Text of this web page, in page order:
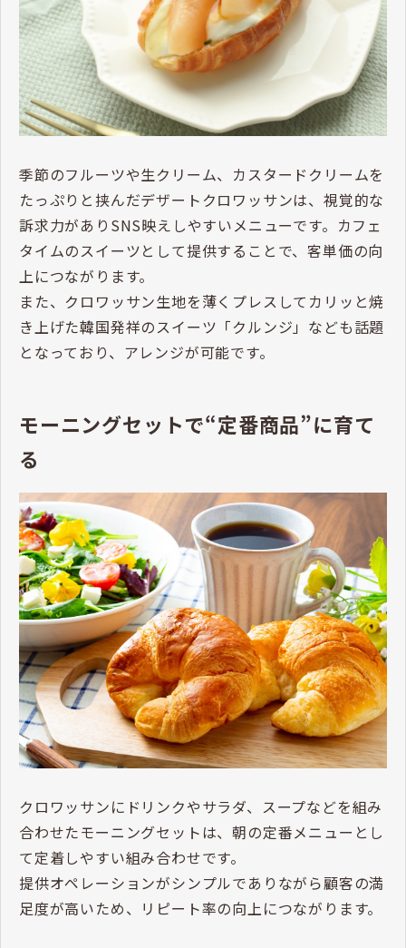
季節のフルーツや生クリーム、カスタードクリームを
たっぷりと挟んだデザートクロワッサンは、視覚的な
訴求力がありSNS映えしやすいメニューです。カフェ
タイムのスイーツとして提供することで、客単価の向
上につながります。
また、クロワッサン生地を薄くプレスしてカリッと焼
き上げた韓国発祥のスイーツ「クルンジ」なども話題
となっており、アレンジが可能です。
モーニングセットで“定番商品”に育て
る
クロワッサンにドリンクやサラダ、スープなどを組み
合わせたモーニングセットは、朝の定番メニューとし
て定着しやすい組み合わせです。
提供オペレーションがシンプルでありながら顧客の満
足度が高いため、リピート率の向上につながります。